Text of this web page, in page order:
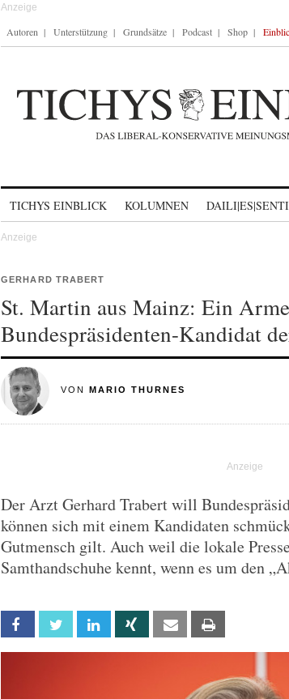
Autoren Unterstützung Grundsätze Podcast Shop
TICHYS EINBLICK KOLUMNEN
GERHARD TRABERT
St. Martin aus Mainz: Ein
Bundespräsidenten-Kandidat
VON MARIO THURNES
Der Arzt Gerhard Trabert will
können sich mit einem Kandidaten
Gutmensch gilt. Auch weil die lokale
Samthandschuhe kennt, wenn es um den
Facebook Twitter Linkedin Xing Email